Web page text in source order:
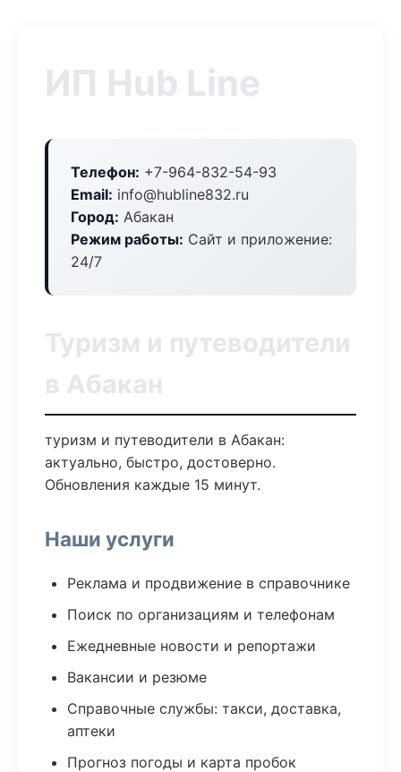
ИП Hub Line
Телефон: +7-964-832-54-93
Email: info@hubline832.ru
Город: Абакан
Режим работы: Сайт и приложение:
24/7
Туризм и путеводители
в Абакан
туризм и путеводители в Абакан:
актуально, быстро, достоверно.
Обновления каждые 15 минут.
Наши услуги
Реклама и продвижение в справочнике
Поиск по организациям и телефонам
Ежедневные новости и репортажи
Вакансии и резюме
Справочные службы: такси, доставка,
аптеки
Прогноз погоды и карта пробок